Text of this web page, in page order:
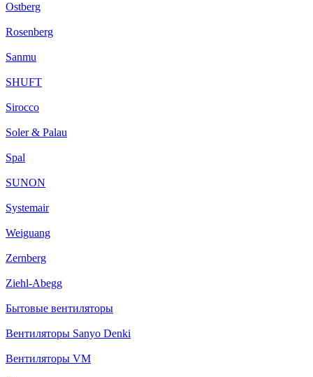
Ostberg
Rosenberg
Sanmu
SHUFT
Sirocco
Soler & Palau
Spal
SUNON
Systemair
Weiguang
Zernberg
Ziehl-Abegg
Бытовые вентиляторы
Вентиляторы Sanyo Denki
Вентиляторы VM